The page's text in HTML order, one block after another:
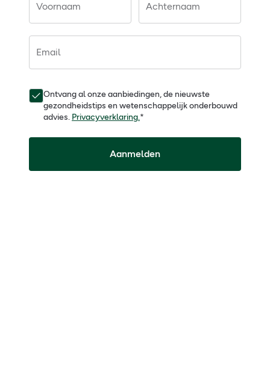
Voornaam Achternaam
Email
Ontvang al onze aanbiedingen, de nieuwste
gezondheidstips en wetenschappelijk onderbouwd
advies. Privacyverklaring.*
Aanmelden